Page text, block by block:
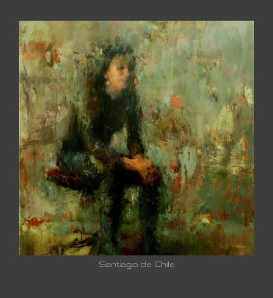
Santiago de Chile